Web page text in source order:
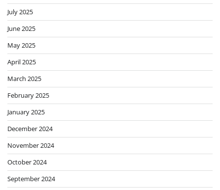
July 2025
June 2025
May 2025
April 2025
March 2025
February 2025
January 2025
December 2024
November 2024
October 2024
September 2024